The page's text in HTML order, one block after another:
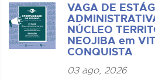
VAGA DE
NÚCLEO
NEOJIBA em
CONQUISTA
03 ago, 2026